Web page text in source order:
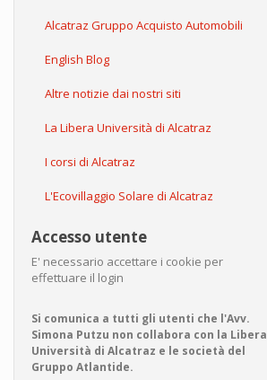
Alcatraz Gruppo Acquisto Automobili
English Blog
Altre notizie dai nostri siti
La Libera Università di Alcatraz
I corsi di Alcatraz
L'Ecovillaggio Solare di Alcatraz
Accesso utente
E' necessario accettare i cookie per
effettuare il login
Si comunica a tutti gli utenti che l'Avv.
Simona Putzu non collabora con la Libera
Università di Alcatraz e le società del
Gruppo Atlantide.